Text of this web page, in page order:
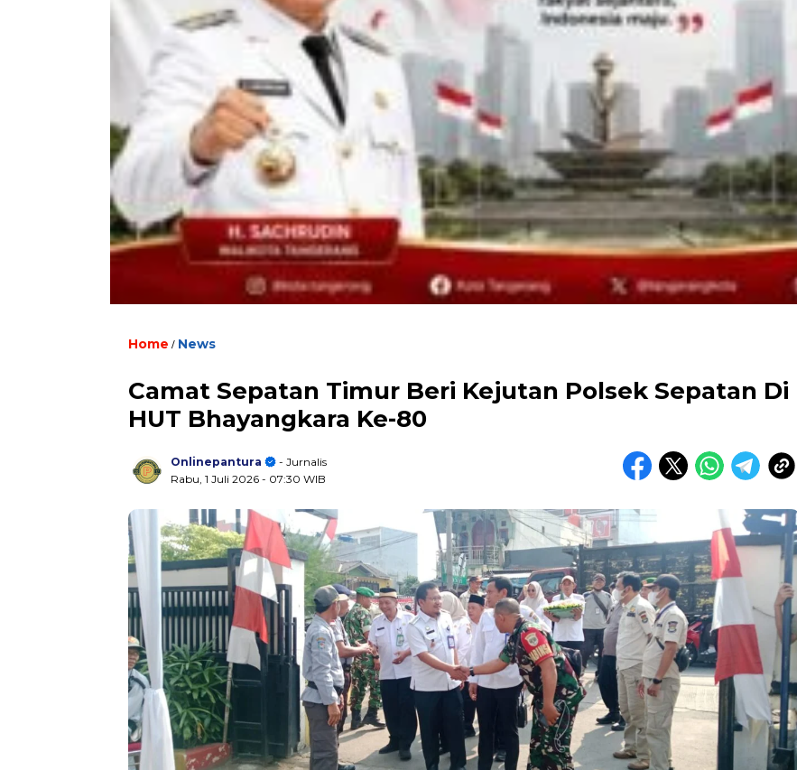
Home / News
‎Camat Sepatan Timur Beri Kejutan Polsek Sepatan Di
HUT Bhayangkara Ke-80
Onlinepantura
- Jurnalis
Rabu, 1 Juli 2026 - 07:30 WIB